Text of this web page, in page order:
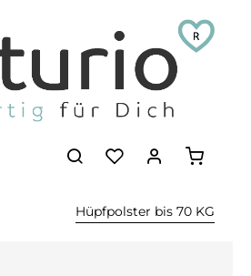
Hüpfpolster bis 70 KG